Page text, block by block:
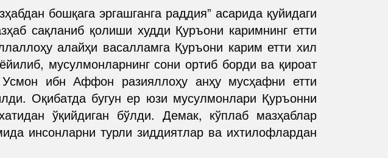
бошқага эргашганга раддия” асарида қуйидаги
сақланиб қолиши худди Қуръони каримнинг етти
алайҳи васалламга Қуръони карим етти хил
мусулмонларнинг сони ортиб борди ва қироат
ибн Аффон разияллоҳу анҳу мусҳафни етти
Оқибатда бугун ер юзи мусулмонлари Қуръонни
ўқийдиган бўлди. Демак, кўплаб мазҳаблар
инсонларни турли зиддиятлар ва ихтилофлардан